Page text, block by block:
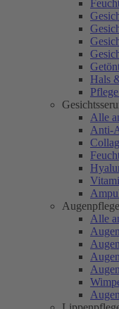
Hals
Alle
Anti-
Augenpflege
Alle